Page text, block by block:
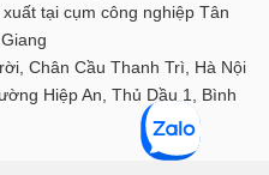
tại cụm công nghiệp Tân
Chân Cầu Thanh Trì, Hà Nội
Hiệp An, Thủ Dầu 1, Bình